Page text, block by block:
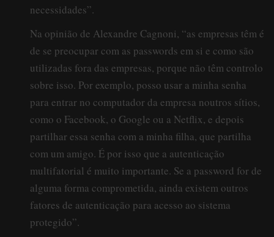
necessidades”.
Na opinião de Alexandre Cagnoni, “as empresas têm é
de se preocupar com as passwords em si e como são
utilizadas fora das empresas, porque não têm controlo
sobre isso. Por exemplo, posso usar a minha senha
para entrar no computador da empresa noutros sítios,
como o Facebook, o Google ou a Netflix, e depois
partilhar essa senha com a minha filha, que partilha
com um amigo. É por isso que a autenticação
multifatorial é muito importante. Se a password for de
alguma forma comprometida, ainda existem outros
fatores de autenticação para acesso ao sistema
protegido”.